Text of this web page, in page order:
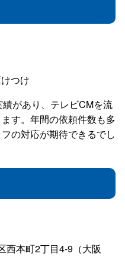
つけ
があり、テレビCMを流
す。年間の依頼件数も多
の対応が期待できるでし
西本町2丁目4-9（大阪